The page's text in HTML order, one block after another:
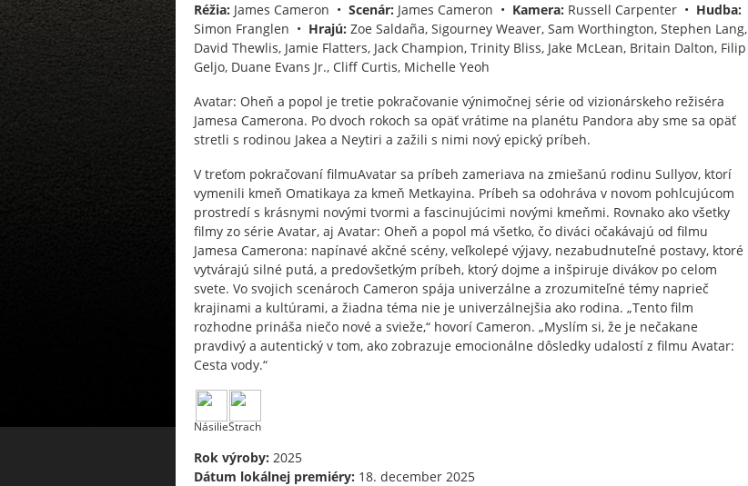
Réžia: James Cameron • Scenár: James Cameron • Kamera: Russell Carpenter • Hudba:
Simon Franglen • Hrajú: Zoe Saldaña, Sigourney Weaver, Sam Worthington, Stephen Lang,
David Thewlis, Jamie Flatters, Jack Champion, Trinity Bliss, Jake McLean, Britain Dalton, Filip
Geljo, Duane Evans Jr., Cliff Curtis, Michelle Yeoh
Avatar: Oheň a popol je tretie pokračovanie výnimočnej série od vizionárskeho režiséra
Jamesa Camerona. Po dvoch rokoch sa opäť vrátime na planétu Pandora aby sme sa opäť
stretli s rodinou Jakea a Neytiri a zažili s nimi nový epický príbeh.
V treťom pokračovaní filmuAvatar sa príbeh zameriava na zmiešanú rodinu Sullyov, ktorí
vymenili kmeň Omatikaya za kmeň Metkayina. Príbeh sa odohráva v novom pohlcujúcom
prostredí s krásnymi novými tvormi a fascinujúcimi novými kmeňmi. Rovnako ako všetky
filmy zo série Avatar, aj Avatar: Oheň a popol má všetko, čo diváci očakávajú od filmu
Jamesa Camerona: napínavé akčné scény, veľkolepé výjavy, nezabudnuteľné postavy, ktoré
vytvárajú silné putá, a predovšetkým príbeh, ktorý dojme a inšpiruje divákov po celom
svete. Vo svojich scenároch Cameron spája univerzálne a zrozumiteľné témy naprieč
krajinami a kultúrami, a žiadna téma nie je univerzálnejšia ako rodina. „Tento film
rozhodne prináša niečo nové a svieže,“ hovorí Cameron. „Myslím si, že je nečakane
pravdivý a autentický v tom, ako zobrazuje emocionálne dôsledky udalostí z filmu Avatar:
Cesta vody.“
NásilieStrach
Rok výroby: 2025
Dátum lokálnej premiéry: 18. december 2025